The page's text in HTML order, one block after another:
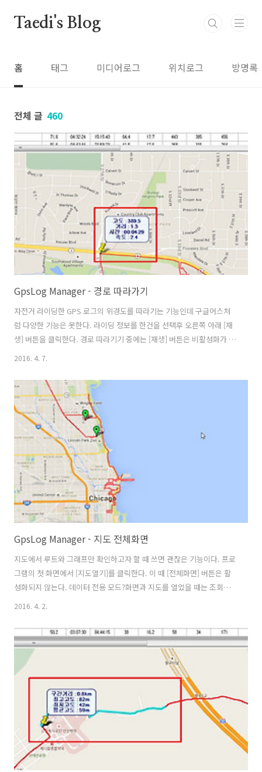
Taedi's Blog
홈 태그 미디어로그 위치로그 방명록
전체 글 460
GpsLog Manager - 경로 따라가기
자전거 라이딩한 GPS 로그의 위경도를 따라기는 기능인데 구글어스처
럼 다양한 기능은 못한다. 라이딩 정보를 한건을 선택후 오른쪽 아래 [재
생] 버튼을 클릭한다. 경로 따라기기 중에는 [재생] 버튼은 비활성화가 되
며 지도에 현재 위치의 실시간 라이딩 정보(고도, 거리, 시간, 속도)를 보
산하여 표시한다. ※ 경로 따라기기 중 조회 버튼을 누르면 역시 재생중
지와 함께 초기화 된다. https://www.youtube.com/watch?v=Peef-
eMj-68&feature=youtu.be 경로 따라기기 중에 다른 라이딩 정보 한건
을 선택하면 재생이 중지되지만 여러건일 경우에는 따라기기를 계속 진
행한다. 반대로 라이딩 정보 여러건을 선택후 경로..
2016. 4. 7.
GpsLog Manager - 지도 전체화면
지도에서 루트와 그래프만 확인하고자 할 때 쓰면 괜찮은 기능이다. 프로
그램의 첫 화면에서 [지도열기]를 클릭한다. 이 때 [전체화면] 버튼은 활
성화되지 않는다. 데이터 전용 모드?화면과 지도를 열었을 때는 조회조
건 중 기본 검색조건은 [월별]이다. 지도를 열면 [전체화면] 버튼이 활성
[검색] 버튼은 비활성화 된다. [전체화면] 모드에서 데이터 검색은 일별
콤보박스에서 날짜를 선택하면 된다. [전체화면] 일 때는 관리관련 버튼
(입력, 등록, 삭제, 수정, 지우기)은 사용할 수 없다. [검색조건]에서 [일
별]검색은 지도가 전체화면일 때만 사용 가능하다. 데이터 화면이 열려
있을 때는 기존대로 [조회]버튼을 이용하여 되고 [지도]관련 ..
2016. 4. 2.